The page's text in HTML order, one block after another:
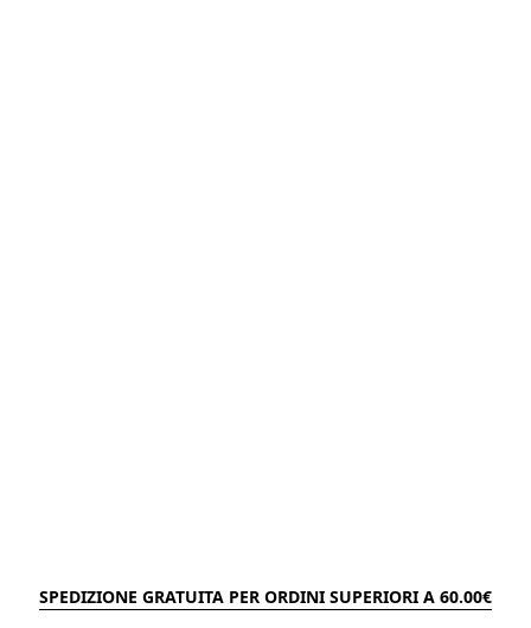
SPEDIZIONE GRATUITA PER ORDINI SUPERIORI A 60.00€